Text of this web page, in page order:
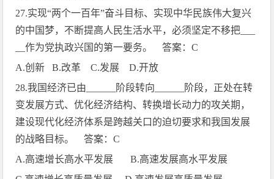
27.实现“两个一百年”奋斗目标、实现中华民族伟大复兴
的中国梦，不断提高人民生活水平，必须坚定不移把
__作为党执政兴国的第一要务。 答案：C
A.创新 B.改革 C.发展 D.开放
28.我国经济已由 阶段转向
阶段，正处在转
变发展方式、优化经济结构、转换增长动力的攻关期，
建设现代化经济体系是跨越关口的迫切要求和我国发展
的战略目标。 答案：C
A.高速增长高水平发展 B.高速发展高水平发展